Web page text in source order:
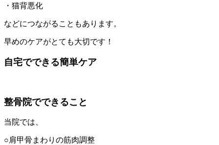
・猫背悪化
などにつながることもあります。
早めのケアがとても大切です！
自宅でできる簡単ケア
整骨院でできること
当院では、
○肩甲骨まわりの筋肉調整